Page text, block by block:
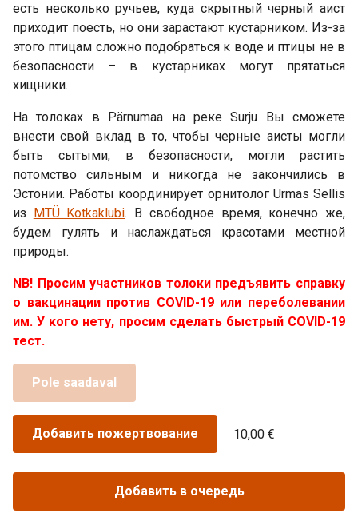
есть несколько ручьев, куда скрытный черный аист
приходит поесть, но они зарастают кустарником. Из-за
этого птицам сложно подобраться к воде и птицы не в
безопасности – в кустарниках могут прятаться
хищники.
На толоках в Pärnumaa на реке Surju Вы сможете
внести свой вклад в то, чтобы черные аисты могли
быть сытыми, в безопасности, могли растить
потомство сильным и никогда не закончились в
Эстонии. Работы координирует орнитолог Urmas Sellis
из MTÜ Kotkaklubi. В свободное время, конечно же,
будем гулять и наслаждаться красотами местной
природы.
NB! Просим участников толоки предъявить справку
о вакцинации против COVID-19 или переболевании
им. У кого нету, просим сделать быстрый COVID-19
тест.
Pole saadaval
Добавить пожертвование 10,00 €
Добавить в очередь